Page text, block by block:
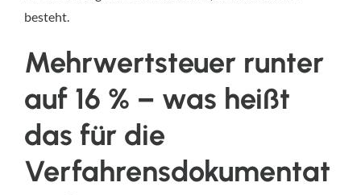
besteht.
Mehrwertsteuer runter
auf 16 % – was heißt
das für die
Verfahrensdokumentat